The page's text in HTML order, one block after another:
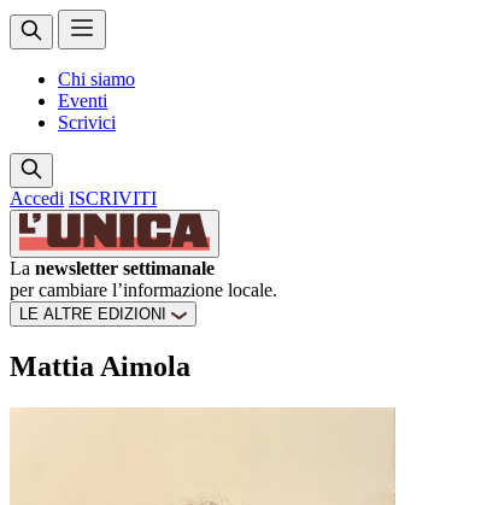
Chi siamo
Eventi
Scrivici
Accedi ISCRIVITI
La newsletter settimanale
per cambiare l’informazione locale.
LE ALTRE EDIZIONI
Mattia Aimola